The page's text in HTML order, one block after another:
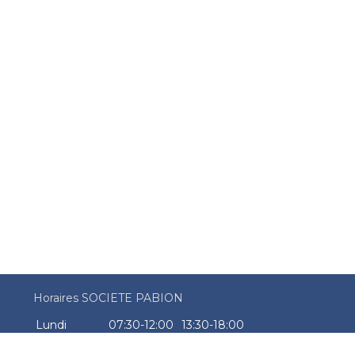
Horaires SOCIETE PABION
Lundi
07:30-12:00
13:30-18:00